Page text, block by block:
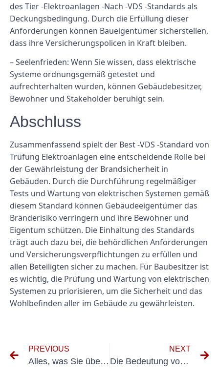
des Tier -Elektroanlagen -Nach -VDS -Standards als
Deckungsbedingung. Durch die Erfüllung dieser
Anforderungen können Baueigentümer sicherstellen,
dass ihre Versicherungspolicen in Kraft bleiben.
– Seelenfrieden: Wenn Sie wissen, dass elektrische
Systeme ordnungsgemäß getestet und
aufrechterhalten wurden, können Gebäudebesitzer,
Bewohner und Stakeholder beruhigt sein.
Abschluss
Zusammenfassend spielt der Best -VDS -Standard von
Trüfung Elektroanlagen eine entscheidende Rolle bei
der Gewährleistung der Brandsicherheit in
Gebäuden. Durch die Durchführung regelmäßiger
Tests und Wartung von elektrischen Systemen gemäß
diesem Standard können Gebäudeeigentümer das
Bränderisiko verringern und ihre Bewohner und
Eigentum schützen. Die Einhaltung des Standards
trägt auch dazu bei, die behördlichen Anforderungen
und Versicherungsverpflichtungen zu erfüllen und
allen Beteiligten sicher zu machen. Für Baubesitzer ist
es wichtig, die Prüfung und Wartung von elektrischen
Systemen zu priorisieren, um die Sicherheit und das
Wohlbefinden aller im Gebäude zu gewährleisten.
PREVIOUS
Alles, was Sie über MÜFUNG ELEKTRO wissen müssen: Ein umfassender Leitfaden
NEXT
Die Bedeutung von Holzung Flurförnnegeuge für die Sicherheit am Arbeitsplatz